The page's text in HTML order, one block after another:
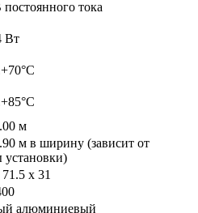
тока
Вт
м
м в ширину (зависит от
установки)
x 31
алюминиевый